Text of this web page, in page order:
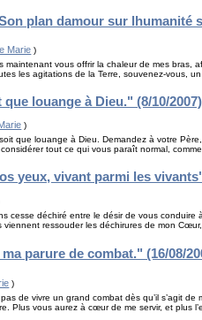
plan damour sur
Marie )
maintenant vous offrir la chaleur de mes bras,
les agitations de la Terre, souvenez-vous,
louange à Dieu." (8/10/
)
que louange à Dieu. Demandez à votre
tout ce qui vous paraît normal,
yeux, vivant parmi les
cesse déchiré entre le désir de vous
viennent ressouder les déchirures de mon Cœur,
ma parure de combat." (16/08/
)
de vivre un grand combat dès qu’il s’agit
Plus vous aurez à cœur de me servir, et plus